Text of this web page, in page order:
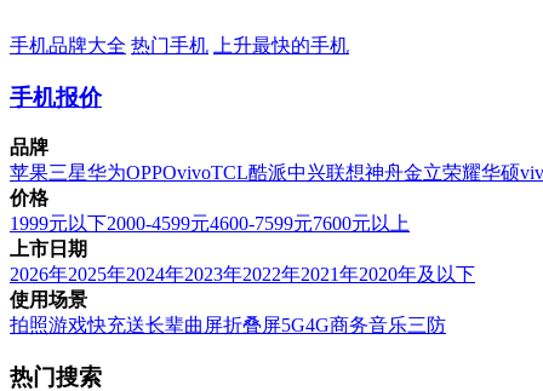
手机品牌大全 热门手机 上升最快的手机
手机报价
品牌
苹果三星华为OPPOvivoTCL酷派中兴联想神舟金立荣耀华硕
价格
1999元以下2000-4599元4600-7599元7600元以上
上市日期
2026年2025年2024年2023年2022年2021年2020年及以下
使用场景
拍照游戏快充送长辈曲屏折叠屏5G4G商务音乐三防
热门搜索